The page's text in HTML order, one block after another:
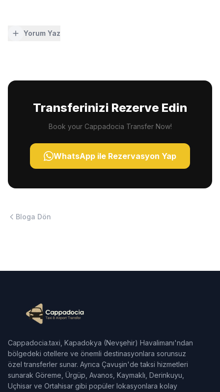
Yorum Yaz
Transferinizi Rezerve Edin
Book your Cappadocia Transfer Now!
WhatsApp ile Rezervasyon Yap
Bloga Dön
Cappadocia.taxi, Kapadokya (Nevşehir) Havalimanı'ndan
bölgedeki otellere ve önemli destinasyonlara sorunsuz
özel transferler sunar. Ayrıca Çavuşin'de taksi hizmetleri
sunarak Göreme, Ürgüp, Avanos, Kaymaklı, Derinkuyu,
Uçhisar ve Ortahisar gibi popüler lokasyonlara kolay